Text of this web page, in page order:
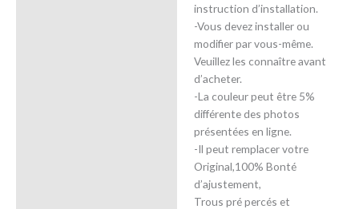
instruction d’installation.
-Vous devez installer ou
modifier par vous-même.
Veuillez les connaître avant
d’acheter.
-La couleur peut être 5%
différente des photos
présentées en ligne.
-Il peut remplacer votre
Original,100% Bonté
d’ajustement,
Trous pré percés et